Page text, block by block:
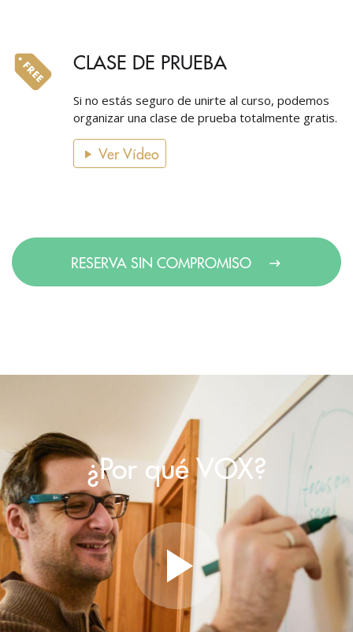
CLASE DE PRUEBA
Si no estás seguro de unirte al curso, podemos
organizar una clase de prueba totalmente gratis.
Ver Vídeo
RESERVA SIN COMPROMISO
¿Por qué VOX?